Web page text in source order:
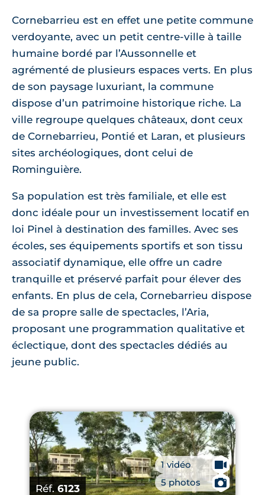
Cornebarrieu est en effet une petite commune
verdoyante, avec un petit centre-ville à taille
humaine bordé par l’Aussonnelle et
agrémenté de plusieurs espaces verts. En plus
de son paysage luxuriant, la commune
dispose d’un patrimoine historique riche. La
ville regroupe quelques châteaux, dont ceux
de Cornebarrieu, Pontié et Laran, et plusieurs
sites archéologiques, dont celui de
Rominguière.
Sa population est très familiale, et elle est
donc idéale pour un investissement locatif en
loi Pinel à destination des familles. Avec ses
écoles, ses équipements sportifs et son tissu
associatif dynamique, elle offre un cadre
tranquille et préservé parfait pour élever des
enfants. En plus de cela, Cornebarrieu dispose
de sa propre salle de spectacles, l’Aria,
proposant une programmation qualitative et
éclectique, dont des spectacles dédiés au
jeune public.
Réf. 6123
1 vidéo 🎥
5 photos 📷